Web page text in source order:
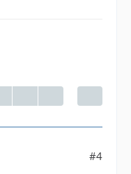
#4